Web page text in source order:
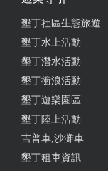
果一家好幾
材，客廳也
要只去墾丁
鎮上開一間
墾丁社區生態旅遊
墾丁水上活動
墾丁潛水活動
墾丁衝浪活動
墾丁遊樂園區
墾丁陸上活動
吉普車,沙灘車
墾丁租車資訊